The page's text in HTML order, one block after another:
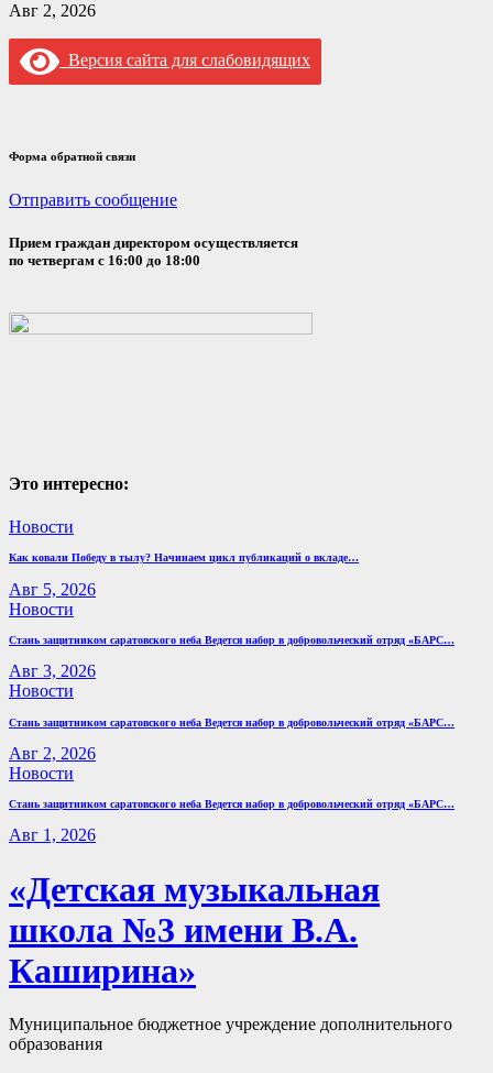
Авг 2, 2026
Версия сайта для слабовидящих
Форма обратной связи
Отправить сообщение
Прием граждан директором осуществляется
по четвергам с 16:00 до 18:00
Это интересно:
Новости
Как ковали Победу в тылу? Начинаем цикл публикаций о вкладе…
Авг 5, 2026
Новости
Стань защитником саратовского неба Ведется набор в добровольческий отряд «БАРС…
Авг 3, 2026
Новости
Стань защитником саратовского неба Ведется набор в добровольческий отряд «БАРС…
Авг 2, 2026
Новости
Стань защитником саратовского неба Ведется набор в добровольческий отряд «БАРС…
Авг 1, 2026
«Детская музыкальная
школа №3 имени В.А.
Каширина»
Муниципальное бюджетное учреждение дополнительного
образования